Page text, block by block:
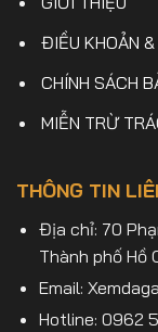
ĐIỀU KHOẢN
CHÍNH SÁCH
MIỄN TRỪ
THÔNG TIN
Địa chỉ: 70
Thành phố Hồ
Email:
Hotline: 0962